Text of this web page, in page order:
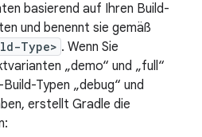
basierend auf Ihren Build-
und benennt sie gemäß
Type> . Wenn Sie
„demo“ und „full“
Typen „debug“ und
erstellt Gradle die